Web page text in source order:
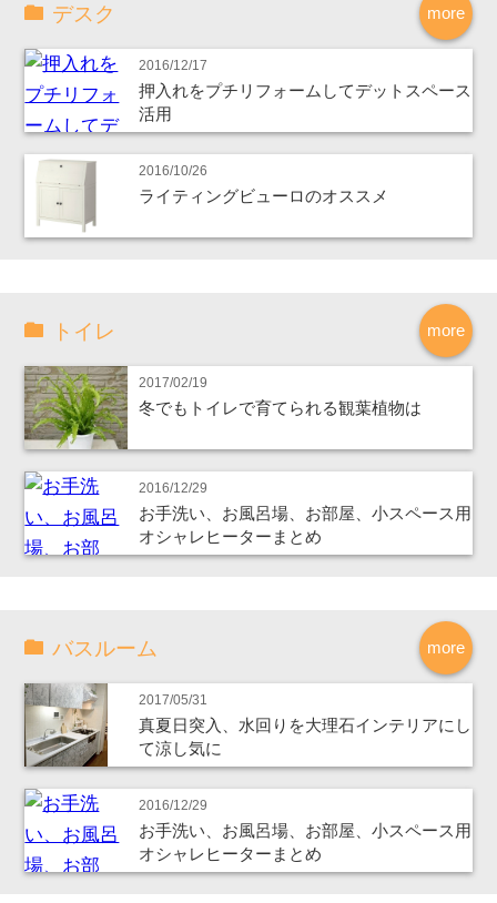
more
デスク
2016/12/17
押入れをプチリフォームしてデットスペース
活用
2016/10/26
ライティングビューロのオススメ
more
トイレ
2017/02/19
冬でもトイレで育てられる観葉植物は
2016/12/29
お手洗い、お風呂場、お部屋、小スペース用
オシャレヒーターまとめ
more
バスルーム
2017/05/31
真夏日突入、水回りを大理石インテリアにし
て涼し気に
2016/12/29
お手洗い、お風呂場、お部屋、小スペース用
オシャレヒーターまとめ